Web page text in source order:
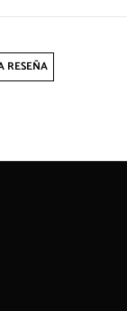
RESEÑA